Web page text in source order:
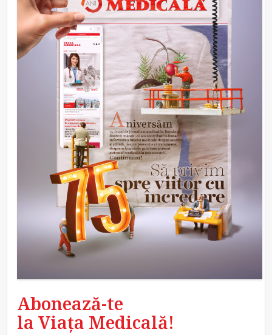
Abonează-te
la Viața Medicală!